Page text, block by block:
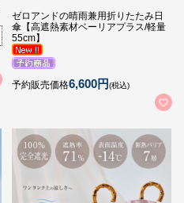
ゼロアンドの晴雨兼用折りたたみ日
傘【高遮熱素材ベーリアプラス/軽量
55cm】
予約販売価格6,600円(税込)